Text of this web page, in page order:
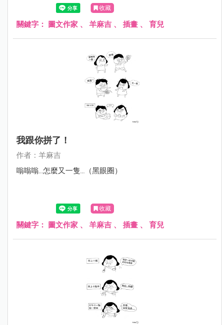
收藏
關鍵字： 圖文作家 、 羊麻吉 、 插畫 、 育兒
我跟你拼了！
作者：羊麻吉
嗡嗡嗡...怎麼又一隻...（黑眼圈）
收藏
關鍵字： 圖文作家 、 羊麻吉 、 插畫 、 育兒